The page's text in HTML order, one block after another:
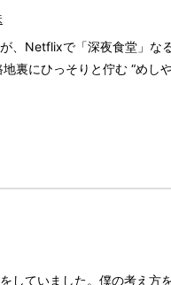
、Netflixで「深夜食堂」な
裏にひっそりと佇む “めし
していました。僕の考え方